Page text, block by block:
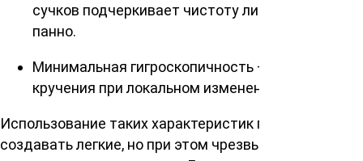
сучков подчеркивает чистоту линий в реечных
панно.
Минимальная гигроскопичность — защита от
кручения при локальном изменении влажности.
Использование таких характеристик позволяет
создавать легкие, но при этом чрезвычайно